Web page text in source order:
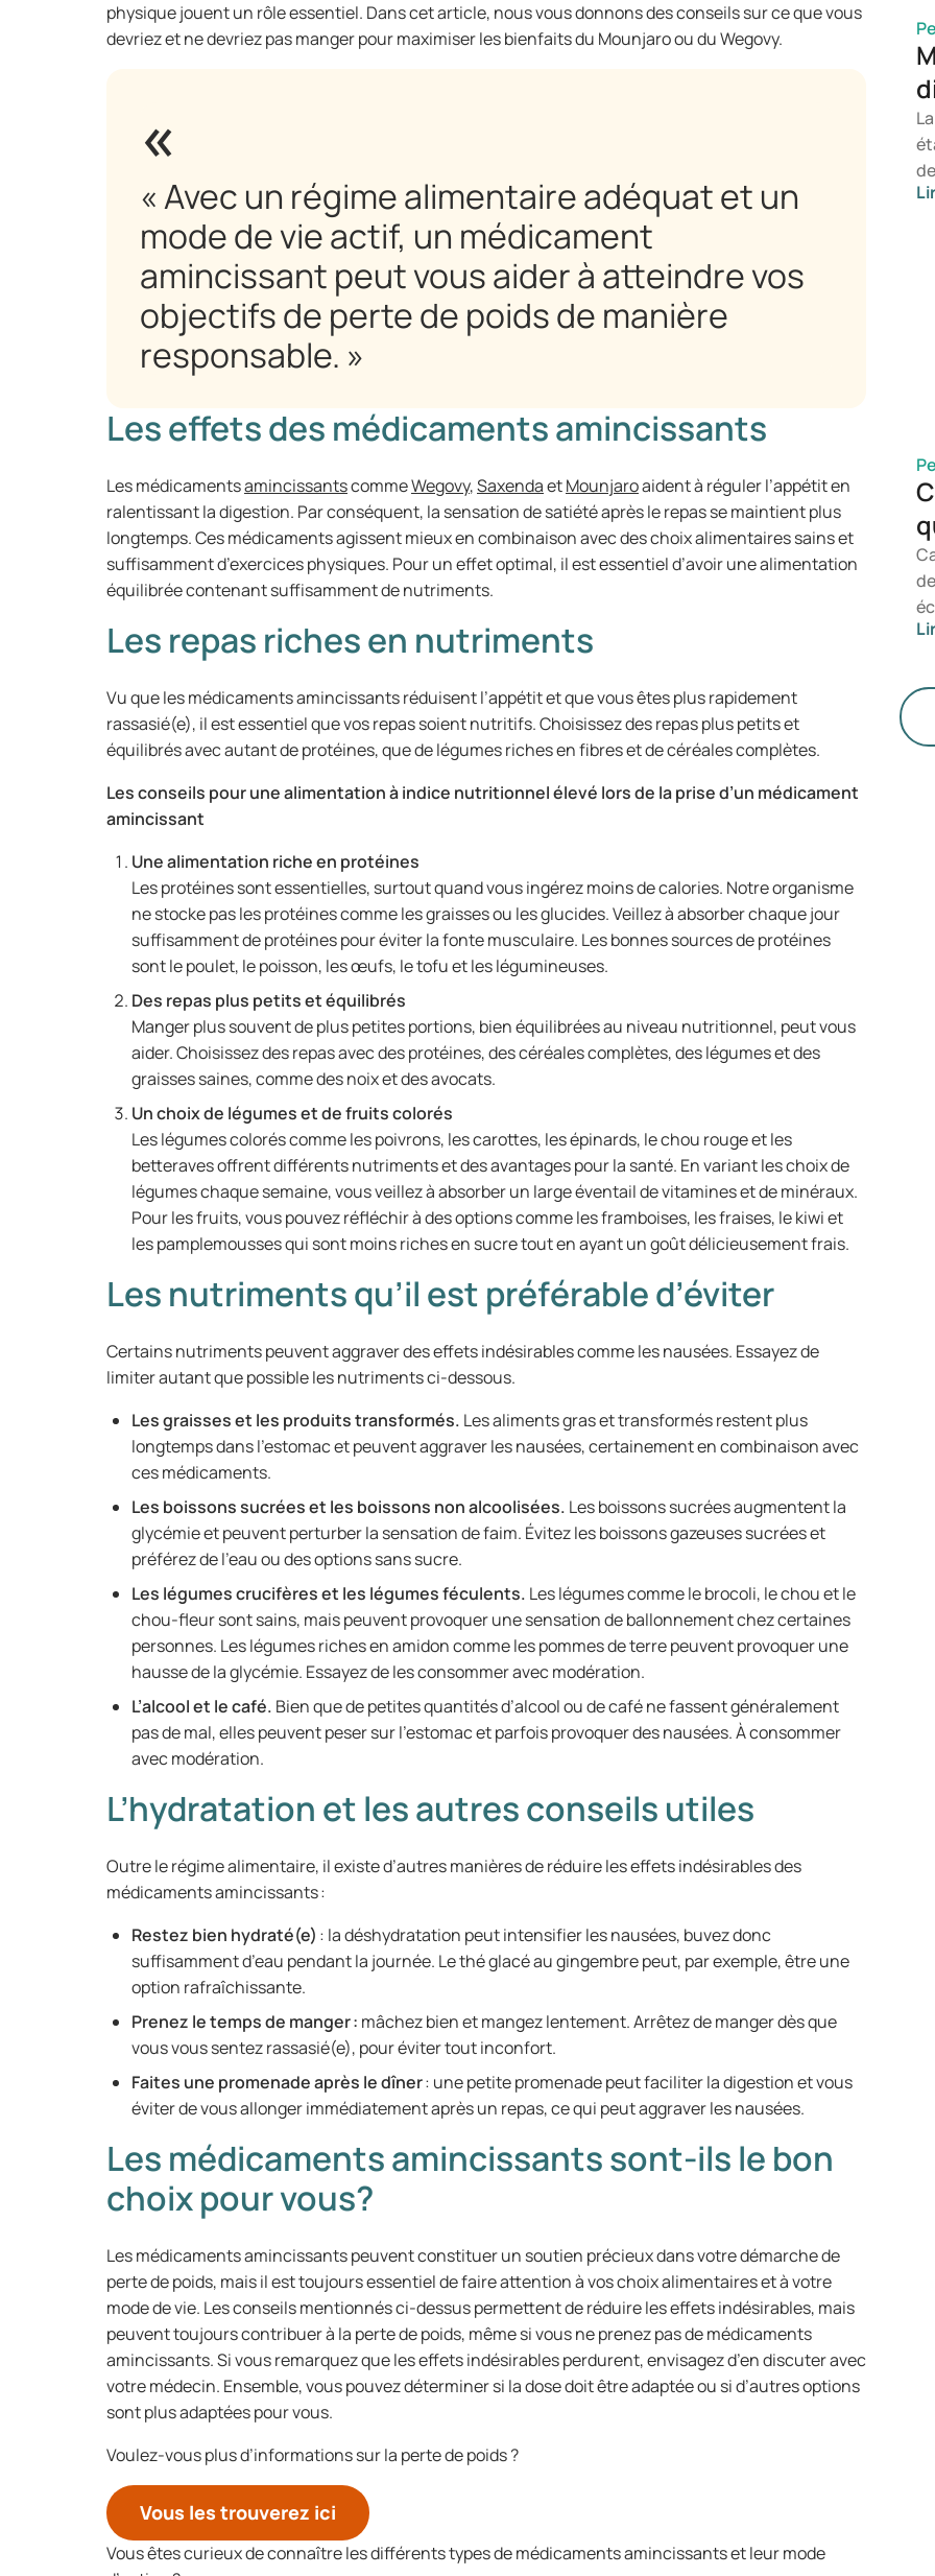
physique jouent un rôle essentiel. Dans cet article, nous vous donnons des conseils sur ce que vous
devriez et ne devriez pas manger pour maximiser les bienfaits du Mounjaro ou du Wegovy.
« Avec un régime alimentaire adéquat et un
mode de vie actif, un médicament
amincissant peut vous aider à atteindre vos
objectifs de perte de poids de manière
responsable. »
Les effets des médicaments amincissants
Les médicamentsamincissantscommeWegovy,SaxendaetMounjaroaident à réguler l’appétit en
ralentissant la digestion. Par conséquent, la sensation de satiété après le repas se maintient plus
longtemps. Ces médicaments agissent mieux en combinaison avec des choix alimentaires sains et
suffisamment d’exercices physiques. Pour un effet optimal, il est essentiel d’avoir une alimentation
équilibrée contenant suffisamment de nutriments.
Les repas riches en nutriments
Vu que les médicaments amincissants réduisent l’appétit et que vous êtes plus rapidement
rassasié(e), il est essentiel que vos repas soient nutritifs. Choisissez des repas plus petits et
équilibrés avec autant de protéines, que de légumes riches en fibres et de céréales complètes.
Les conseils pour une alimentation à indice nutritionnel élevé lors de la prise d’un médicament
amincissant
Une alimentation riche en protéines
Les protéines sont essentielles, surtout quand vous ingérez moins de calories. Notre organisme
ne stocke pas les protéines comme les graisses ou les glucides. Veillez à absorber chaque jour
suffisamment de protéines pour éviter la fonte musculaire. Les bonnes sources de protéines
sont le poulet, le poisson, les œufs, le tofu et les légumineuses.
Des repas plus petits et équilibrés
Manger plus souvent de plus petites portions, bien équilibrées au niveau nutritionnel, peut vous
aider. Choisissez des repas avec des protéines, des céréales complètes, des légumes et des
graisses saines, comme des noix et des avocats.
Un choix de légumes et de fruits colorés
Les légumes colorés comme les poivrons, les carottes, les épinards, le chou rouge et les
betteraves offrent différents nutriments et des avantages pour la santé. En variant les choix de
légumes chaque semaine, vous veillez à absorber un large éventail de vitamines et de minéraux.
Pour les fruits, vous pouvez réfléchir à des options comme les framboises, les fraises, le kiwi et
les pamplemousses qui sont moins riches en sucre tout en ayant un goût délicieusement frais.
Les nutriments qu’il est préférable d’éviter
Certains nutriments peuvent aggraver des effets indésirables comme les nausées. Essayez de
limiter autant que possible les nutriments ci-dessous.
Les graisses et les produits transformés. Les aliments gras et transformés restent plus
longtemps dans l’estomac et peuvent aggraver les nausées, certainement en combinaison avec
ces médicaments.
Les boissons sucrées et les boissons non alcoolisées. Les boissons sucrées augmentent la
glycémie et peuvent perturber la sensation de faim. Évitez les boissons gazeuses sucrées et
préférez de l’eau ou des options sans sucre.
Les légumes crucifères et les légumes féculents. Les légumes comme le brocoli, le chou et le
chou-fleur sont sains, mais peuvent provoquer une sensation de ballonnement chez certaines
personnes. Les légumes riches en amidon comme les pommes de terre peuvent provoquer une
hausse de la glycémie. Essayez de les consommer avec modération.
L’alcool et le café. Bien que de petites quantités d’alcool ou de café ne fassent généralement
pas de mal, elles peuvent peser sur l’estomac et parfois provoquer des nausées. À consommer
avec modération.
L’hydratation et les autres conseils utiles
Outre le régime alimentaire, il existe d’autres manières de réduire les effets indésirables des
médicaments amincissants :
Restez bien hydraté(e) : la déshydratation peut intensifier les nausées, buvez donc
suffisamment d’eau pendant la journée. Le thé glacé au gingembre peut, par exemple, être une
option rafraîchissante.
Prenez le temps de manger : mâchez bien et mangez lentement. Arrêtez de manger dès que
vous vous sentez rassasié(e), pour éviter tout inconfort.
Faites une promenade après le dîner: une petite promenade peut faciliter la digestion et vous
éviter de vous allonger immédiatement après un repas, ce qui peut aggraver les nausées.
Les médicaments amincissants sont-ils le bon
choix pour vous?
Les médicaments amincissants peuvent constituer un soutien précieux dans votre démarche de
perte de poids, mais il est toujours essentiel de faire attention à vos choix alimentaires et à votre
mode de vie. Les conseils mentionnés ci-dessus permettent de réduire les effets indésirables, mais
peuvent toujours contribuer à la perte de poids, même si vous ne prenez pas de médicaments
amincissants. Si vous remarquez que les effets indésirables perdurent, envisagez d’en discuter avec
votre médecin. Ensemble, vous pouvez déterminer si la dose doit être adaptée ou si d’autres options
sont plus adaptées pour vous.
Voulez-vous plus d’informations sur la perte de poids ?
Vous les trouverez ici
Vous êtes curieux de connaître les différents types de médicaments amincissants et leur mode